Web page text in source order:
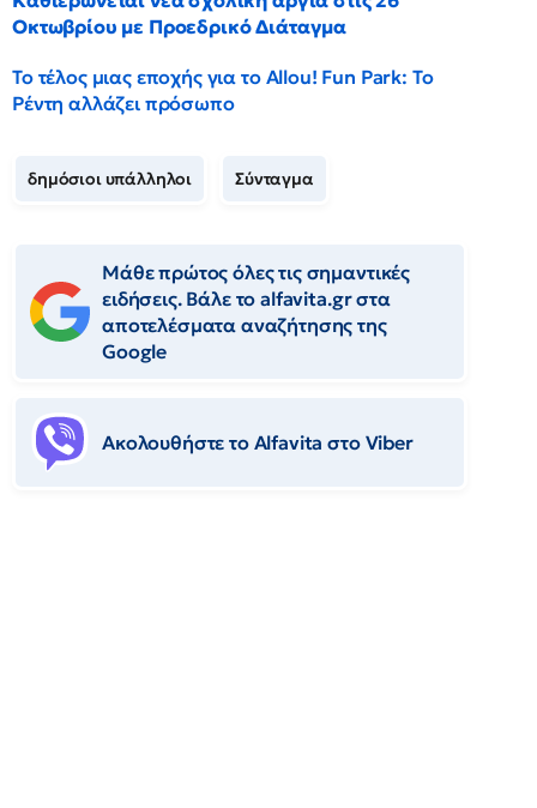
Οκτωβρίου με Προεδρικό Διάταγμα
Το τέλος μιας εποχής για το Allou! Fun Park: Το
Ρέντη αλλάζει πρόσωπο
δημόσιοι υπάλληλοι Σύνταγμα
Μάθε πρώτος όλες τις σημαντικές
ειδήσεις. Βάλε το alfavita.gr στα
αποτελέσματα αναζήτησης της
Google
Ακολουθήστε το Αlfavita στο Viber